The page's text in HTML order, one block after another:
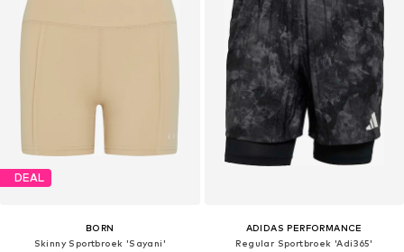
DEAL
BORN
Skinny Sportbroek 'Sayani'
ADIDAS PERFORMANCE
Regular Sportbroek 'Adi365'